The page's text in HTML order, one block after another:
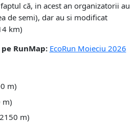
că, in acest an organizatorii au
de semi), dar au si modificat
km)
RunMap: EcoRun Moieciu 2026
m)
m)
m)